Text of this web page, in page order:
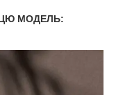
МОДЕЛЬ: